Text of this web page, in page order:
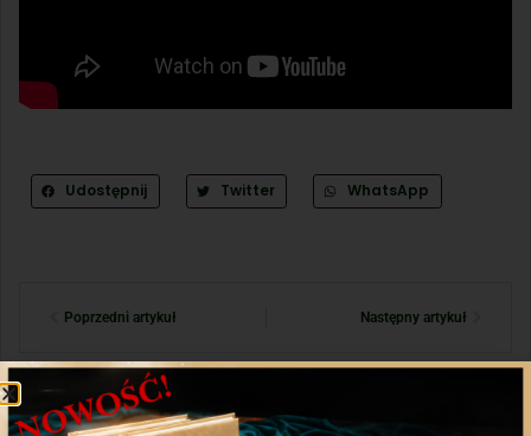
Udostępnij Twitter WhatsApp
Poprzedni artykuł Następny artykuł